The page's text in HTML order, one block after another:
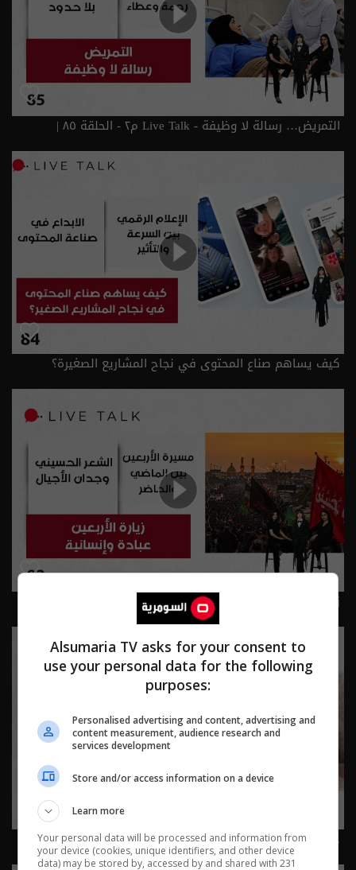
التمريض… رسالة لا وظيفة - Live Talk م٢ - الحلقة ٨٥ |
الموسم 2
كيف يساهم صناع المحتوى في نجاح المشاريع الصغيرة؟
الحلقة ٨٤ | الموسم 2
حقوق الحيوان… ثقافة إنسانية - Live Talk م٢ - الحلقة ٨٢ |
Alsumaria TV asks for your consent to
use your personal data for the following
purposes:
Personalised advertising and content, advertising and
content measurement, audience research and
services development
Store and/or access information on a device
Learn more
Your personal data will be processed and information from
your device (cookies, unique identifiers, and other device
data) may be stored by, accessed by and shared with 231